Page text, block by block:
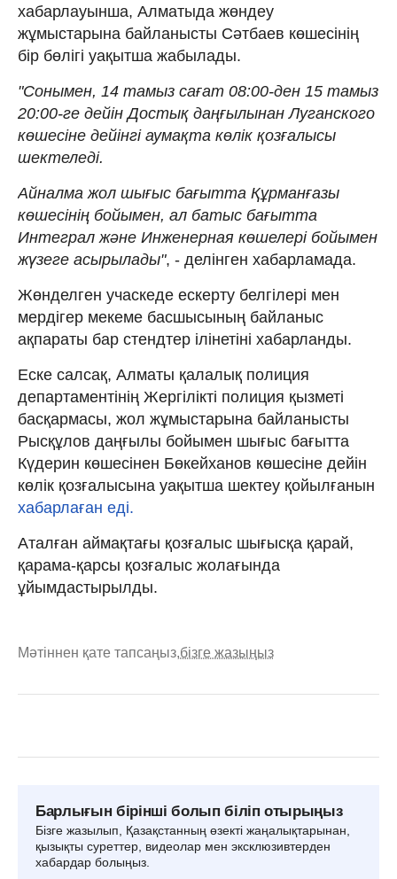
хабарлауынша, Алматыда жөндеу
жұмыстарына байланысты Сәтбаев көшесінің
бір бөлігі уақытша жабылады.
"Сонымен, 14 тамыз сағат 08:00-ден 15 тамыз
20:00-ге дейін Достық даңғылынан Луганского
көшесіне дейінгі аумақта көлік қозғалысы
шектеледі.
Айналма жол шығыс бағытта Құрманғазы
көшесінің бойымен, ал батыс бағытта
Интеграл және Инженерная көшелері бойымен
жүзеге асырылады", - делінген хабарламада.
Жөнделген учаскеде ескерту белгілері мен
мердігер мекеме басшысының байланыс
ақпараты бар стендтер ілінетіні хабарланды.
Еске салсақ, Алматы қалалық полиция
департаментінің Жергілікті полиция қызметі
басқармасы, жол жұмыстарына байланысты
Рысқұлов даңғылы бойымен шығыс бағытта
Күдерин көшесінен Бөкейханов көшесіне дейін
көлік қозғалысына уақытша шектеу қойылғанын
хабарлаған еді.
Аталған аймақтағы қозғалыс шығысқа қарай,
қарама-қарсы қозғалыс жолағында
ұйымдастырылды.
Мәтіннен қате тапсаңыз,бізге жазыңыз
Барлығын бірінші болып біліп отырыңыз
Бізге жазылып, Қазақстанның өзекті жаңалықтарынан,
қызықты суреттер, видеолар мен эксклюзивтерден
хабардар болыңыз.